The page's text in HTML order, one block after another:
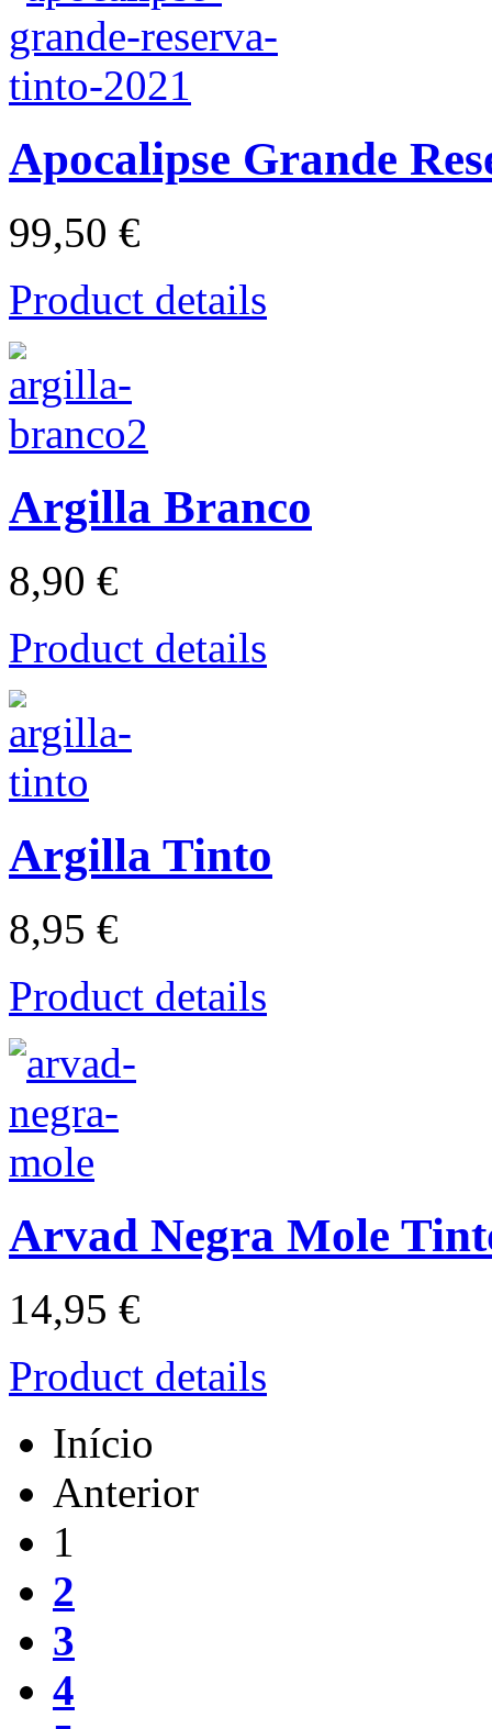
Apocalipse Grande
99,50 €
Product details
Argilla Branco
8,90 €
Product details
Argilla Tinto
8,95 €
Product details
Arvad Negra Mole
14,95 €
Product details
Início
Anterior
1
2
3
4